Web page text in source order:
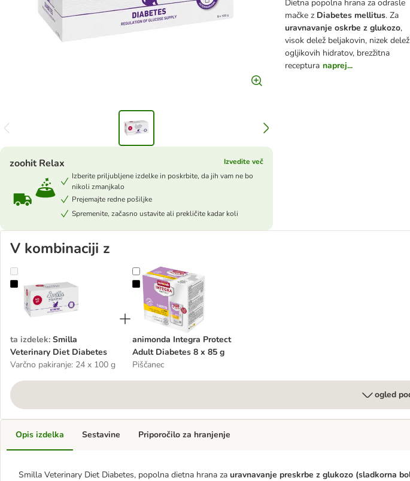
Dietna popolna hrana za odrasle
mačke z Diabetes mellitus. Za
uravnavanje oskrbe z glukozo,
visok delež beljakovin, nizek delež
ogljikovih hidratov, brezžitna
receptura naprej...
zoohit Relax
Izvedite več
Izberite priljubljene izdelke in poskrbite, da jih vam ne bo
nikoli zmanjkalo
Prejemajte redne pošiljke
Spremenite, začasno ustavite ali prekličite kadar koli
V kombinaciji z
Smilla Veterinary Diet Diabetes
ta izdelek: Smilla
Veterinary Diet Diabetes
Varčno pakiranje: 24 x 100 g
animonda Integra Protect Adult Diabetes 8 x 85 g
animonda Integra Protect
Adult Diabetes 8 x 85 g
Piščanec
ogled
Opis izdelka
Smilla Veterinary Diet Diabetes, popolna dietna hrana za uravnavanje preskrbe z glukozo (sladkorna
Sestavine Priporočilo za hranjenje